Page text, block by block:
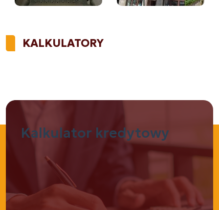
KALKULATORY
Kalkulator kredytowy